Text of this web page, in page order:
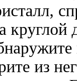
круглой
из